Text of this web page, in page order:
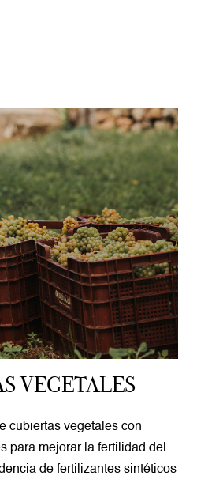
VEGETALES
cubiertas vegetales con
para mejorar la fertilidad del
de fertilizantes sintéticos